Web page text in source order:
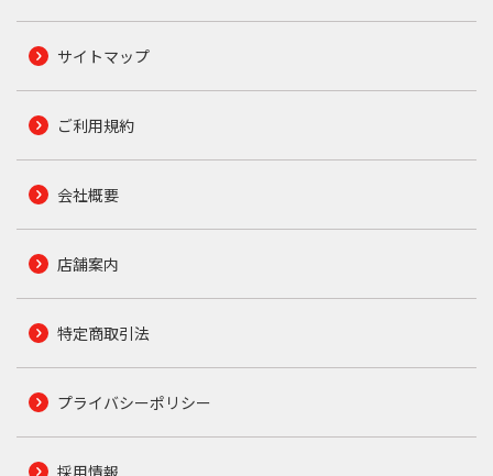
サイトマップ
ご利用規約
会社概要
店舗案内
特定商取引法
プライバシーポリシー